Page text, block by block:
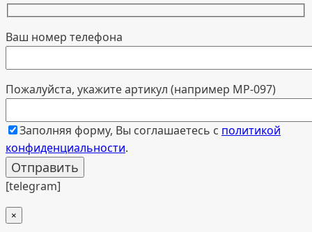
Ваш номер телефона
Пожалуйста, укажите артикул (например МР-097)
Заполняя форму, Вы соглашаетесь с политикой
конфиденциальности.
[telegram]
×